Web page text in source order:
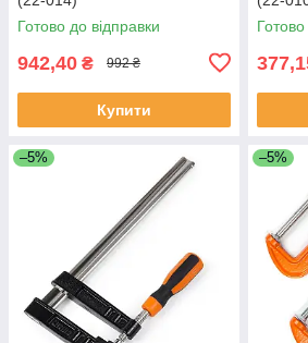
Готово до відправки
942,40 ₴ 992 ₴
Купити
–5% –5%